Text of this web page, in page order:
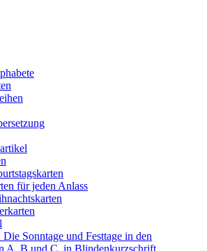
für jeden Anlass
Sonntage und Festtage in den
A, B und C, in Blindenkurzschrift.